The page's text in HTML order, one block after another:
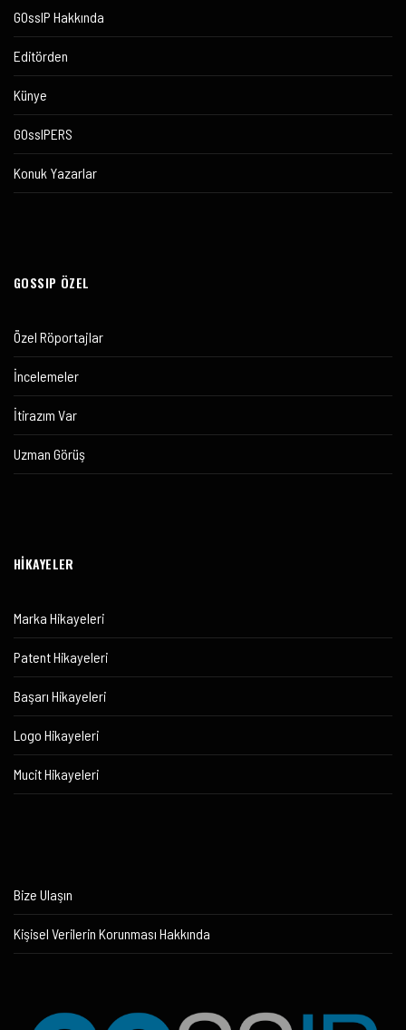
GOssIP Hakkında
Editörden
Künye
GOssIPERS
Konuk Yazarlar
GOSSIP ÖZEL
Özel Röportajlar
İncelemeler
İtirazım Var
Uzman Görüş
HİKAYELER
Marka Hikayeleri
Patent Hikayeleri
Başarı Hikayeleri
Logo Hikayeleri
Mucit Hikayeleri
Bize Ulaşın
Kişisel Verilerin Korunması Hakkında